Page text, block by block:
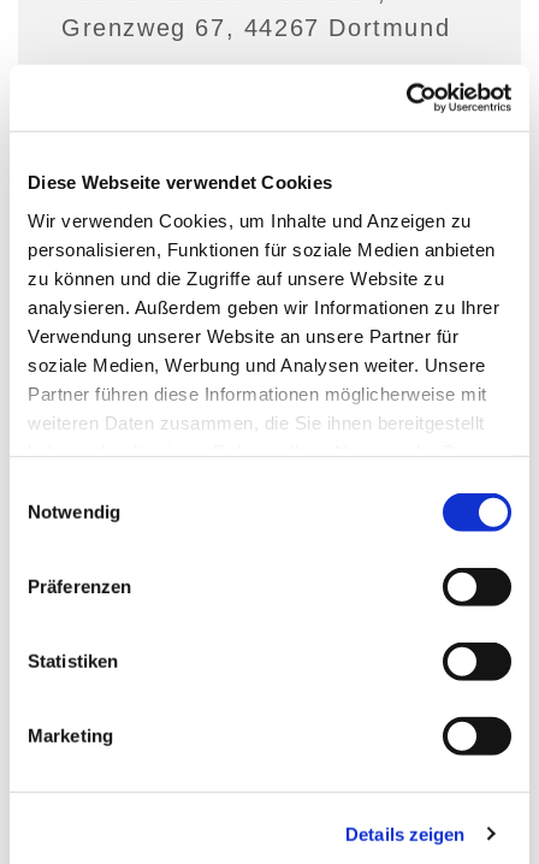
Diese Webseite verwendet Cookies
Wir verwenden Cookies, um Inhalte und Anzeigen zu
personalisieren, Funktionen für soziale Medien anbieten
zu können und die Zugriffe auf unsere Website zu
analysieren. Außerdem geben wir Informationen zu Ihrer
Verwendung unserer Website an unsere Partner für
soziale Medien, Werbung und Analysen weiter. Unsere
Partner führen diese Informationen möglicherweise mit
weiteren Daten zusammen, die Sie ihnen bereitgestellt
Notwendig
Präferenzen
Statistiken
Marketing
Details zeigen
Grenzweg 67, 44267 Dortmund